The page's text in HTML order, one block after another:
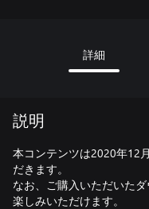
詳細
説明
本コンテンツは2020年12
だきます。
なお、ご購入いただいた
楽しみいただけます。